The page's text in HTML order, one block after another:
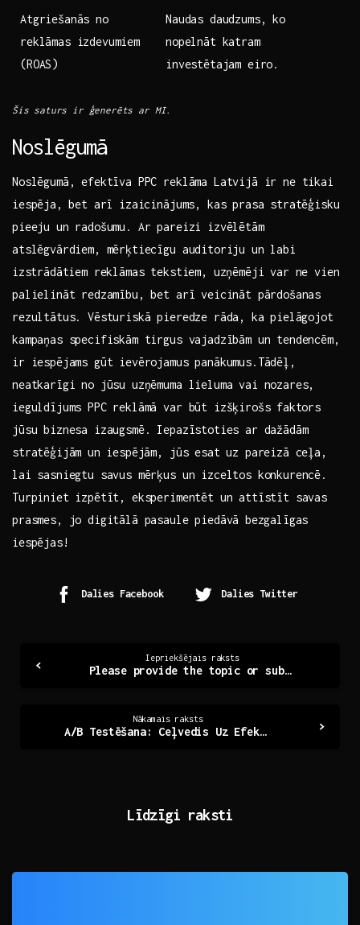
Atgriešanās no
reklāmas izdevumiem
(ROAS)
Naudas daudzums, ko
nopelnāt‌ katram⁤
investētajam eiro.
Šis⁣ saturs ir ģenerēts ar MI.
Noslēgumā
Noslēgumā, efektīva PPC reklāma‍ Latvijā ir ‌ne ‍tikai⁢
iespēja,⁣ bet arī izaicinājums, kas prasa stratēģisku
pieeju un radošumu. Ar pareizi ​izvēlētām⁤
atslēgvārdiem, mērķtiecīgu auditoriju un ⁢labi
⁢izstrādātiem reklāmas tekstiem, uzņēmēji var‍ ne ‍vien
palielināt redzamību, bet​ arī ​veicināt‍ pārdošanas
rezultātus. Vēsturiskā pieredze rāda, ⁢ka pielāgojot
kampaņas specifiskām tirgus ‌vajadzībām un ​tendencēm,
ir iespējams gūt ievērojamus panākumus.Tādēļ,
neatkarīgi no jūsu uzņēmuma lieluma vai nozares,
ieguldījums PPC reklāmā var būt izšķirošs⁤ faktors
jūsu biznesa izaugsmē. Iepazīstoties ar dažādām
stratēģijām un ⁣iespējām, jūs​ esat uz pareizā ceļa,
lai sasniegtu savus mērķus un izceltos konkurencē.‌
Turpiniet izpētīt, eksperimentēt un attīstīt savas
prasmes, jo digitālā pasaule piedāvā⁢ bezgalīgas
‍iespējas!
Dalies Facebook Dalies Twitter
Iepriekšējais raksts
Please provide the topic or subject of the article you’d like a title for
Nākamais raksts
A/B Testēšana: Ceļvedis Uz Efektīvākiem Lēmumiem
Līdzīgi raksti